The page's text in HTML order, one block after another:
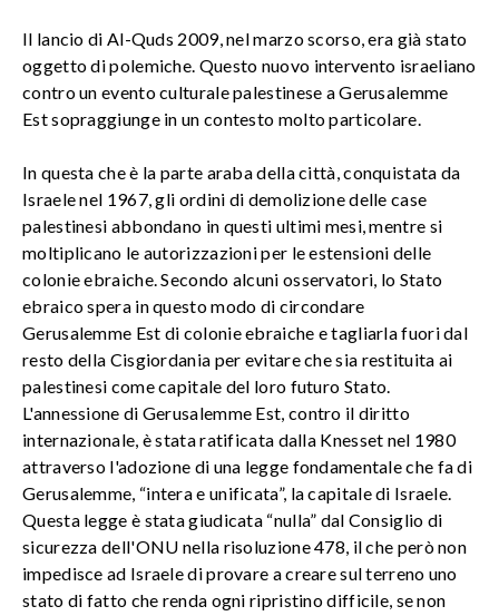
Il lancio di Al-Quds 2009, nel marzo scorso, era già stato
oggetto di polemiche. Questo nuovo intervento israeliano
contro un evento culturale palestinese a Gerusalemme
Est sopraggiunge in un contesto molto particolare.
In questa che è la parte araba della città, conquistata da
Israele nel 1967, gli ordini di demolizione delle case
palestinesi abbondano in questi ultimi mesi, mentre si
moltiplicano le autorizzazioni per le estensioni delle
colonie ebraiche. Secondo alcuni osservatori, lo Stato
ebraico spera in questo modo di circondare
Gerusalemme Est di colonie ebraiche e tagliarla fuori dal
resto della Cisgiordania per evitare che sia restituita ai
palestinesi come capitale del loro futuro Stato.
L'annessione di Gerusalemme Est, contro il diritto
internazionale, è stata ratificata dalla Knesset nel 1980
attraverso l'adozione di una legge fondamentale che fa di
Gerusalemme, “intera e unificata”, la capitale di Israele.
Questa legge è stata giudicata “nulla” dal Consiglio di
sicurezza dell'ONU nella risoluzione 478, il che però non
impedisce ad Israele di provare a creare sul terreno uno
stato di fatto che renda ogni ripristino difficile, se non